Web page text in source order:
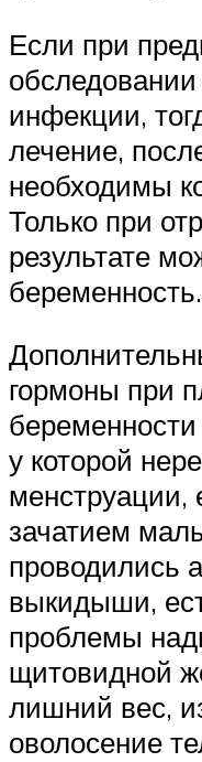
Если при
инфекции,
лечение,
необходимы
Только при
результате
беременность.
гормоны при
у которой
менструации,
зачатием
проводились
выкидыши,
проблемы
щитовидной
лишний вес,
оволосение